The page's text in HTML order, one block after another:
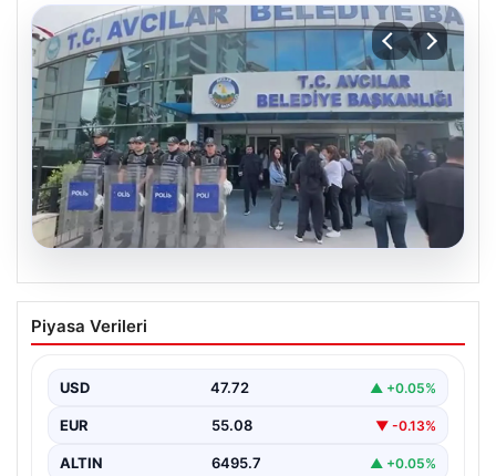
05.08.2026
Avcılar Belediyesi’ne operasyon. 12
şüpheli gözaltına alındı
Piyasa Verileri
USD 47.72 ▲ +0.05%
EUR 55.08 ▼ -0.13%
ALTIN 6495.7 ▲ +0.05%